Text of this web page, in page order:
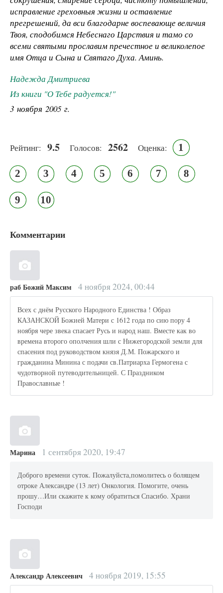
исправление греховныя жизни и оставление
прегрешений, да вси благодарне воспевающе величия
Твоя, сподобимся Небеснаго Царствия и тамо со
всеми святыми прославим пречестное и великолепое
имя Отца и Сына и Святаго Духа. Аминь.
Надежда Дмитриева
Из книги "О Тебе радуется!"
3 ноября 2005 г.
Рейтинг: 9.5 Голосов: 2562 Оценка: 1
2 3 4 5 6 7 8
9 10
Комментарии
раб Божий Максим 4 ноября 2024, 00:44
Всех с днём Русского Народного Единства ! Образ
КАЗАНСКОЙ Божией Матери с 1612 года по сию пору 4
ноября чере звека спасает Русь и народ наш. Вместе как во
времена второго ополчения шли с Нижегородской земли для
спасения под руководством князя Д.М. Пожарского и
гражданина Минина с подачи св.Патриарха Гермогена с
чудотворной путеводительницей. С Праздником
Православные !
Марина 1 сентября 2020, 19:47
Доброго времени суток. Пожалуйста,помолитесь о болящем
отроке Александре (13 лет) Онкология. Помогите, очень
прошу…Или скажите к кому обратиться Спасибо. Храни
Господи
Александр Алексеевич 4 ноября 2019, 15:55